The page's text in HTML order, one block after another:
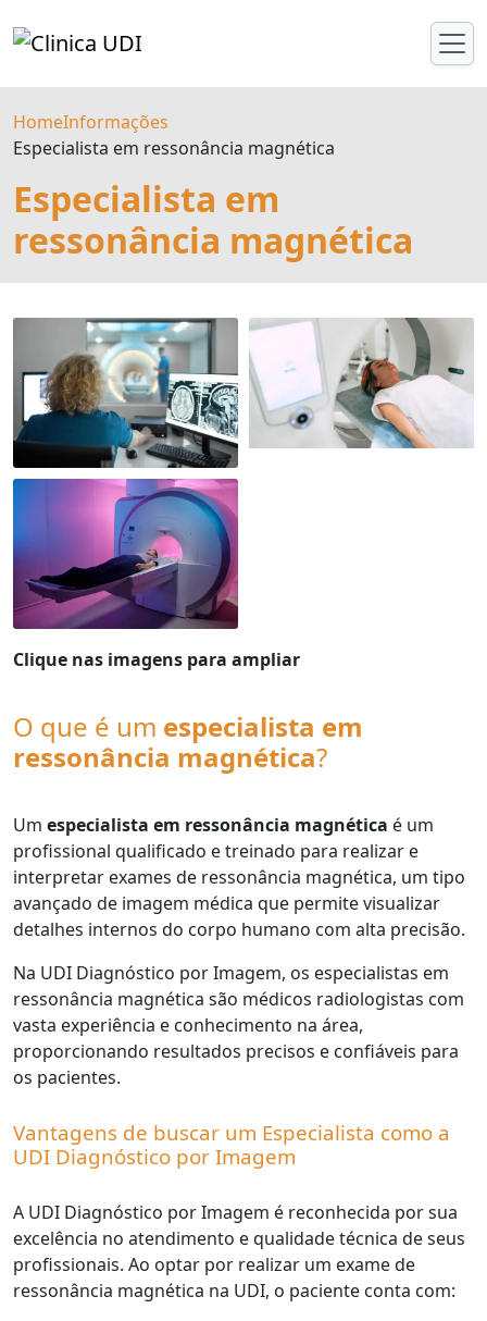
HomeInformações
Especialista em ressonância magnética
Especialista em
ressonância magnética
Clique nas imagens para ampliar
O que é um especialista em
ressonância magnética?
Um especialista em ressonância magnética é um
profissional qualificado e treinado para realizar e
interpretar exames de ressonância magnética, um tipo
avançado de imagem médica que permite visualizar
detalhes internos do corpo humano com alta precisão.
Na UDI Diagnóstico por Imagem, os especialistas em
ressonância magnética são médicos radiologistas com
vasta experiência e conhecimento na área,
proporcionando resultados precisos e confiáveis para
os pacientes.
Vantagens de buscar um Especialista como a
UDI Diagnóstico por Imagem
A UDI Diagnóstico por Imagem é reconhecida por sua
excelência no atendimento e qualidade técnica de seus
profissionais. Ao optar por realizar um exame de
ressonância magnética na UDI, o paciente conta com: